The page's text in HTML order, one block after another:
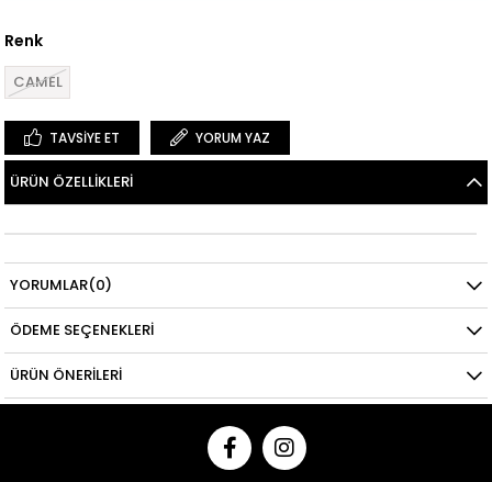
Renk
CAMEL
TAVSIYE ET YORUM YAZ
ÜRÜN ÖZELLIKLERI
YORUMLAR(0)
ÖDEME SEÇENEKLERI
ÜRÜN ÖNERILERI